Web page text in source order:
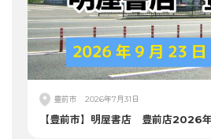
豊前市 2026年7月31日
【豊前市】明屋書店 豊前店2026